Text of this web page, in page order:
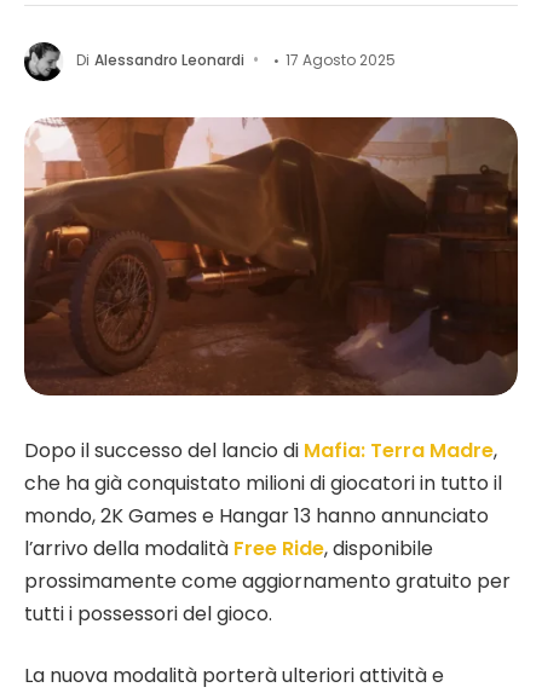
Di Alessandro Leonardi 17 Agosto 2025
Dopo il successo del lancio di Mafia: Terra Madre,
che ha già conquistato milioni di giocatori in tutto il
mondo, 2K Games e Hangar 13 hanno annunciato
l’arrivo della modalità Free Ride, disponibile
prossimamente come aggiornamento gratuito per
tutti i possessori del gioco.
La nuova modalità porterà ulteriori attività e